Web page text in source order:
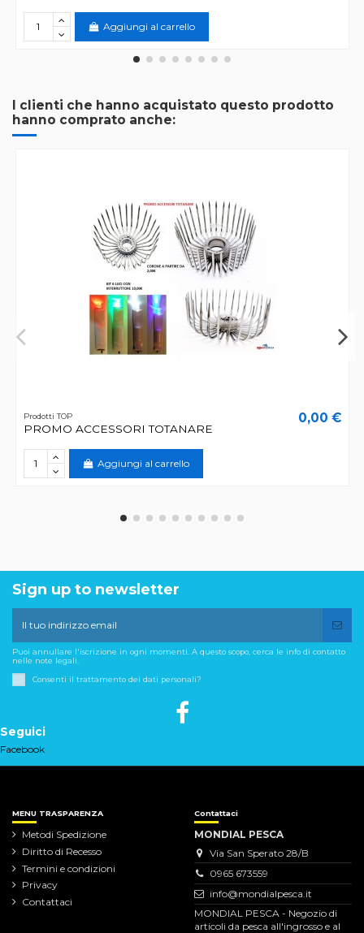
Aggiungi al carrello
I clienti che hanno acquistato questo prodotto
hanno comprato anche:
Prodotti TOP
PROMO ACCESSORI TOTANARE
0,00 €
Aggiungi al carrello
Sign up to newsletter
Puoi annullare l'iscrizione in ogni momenti. A questo scopo, cerca le info di contatto
nelle note legali.
Consenti il trattamento dei dati personali?
Seguici
Facebook
MENU TRASPARENZA
Metodi Spedizione
Diritto di Recesso
Termini e condizioni
Privacy
Contattaci
Contattaci
MONDIAL PESCA
Via San Sperato 28/B
0965 673559
info@mondialpesca.it
MONDIAL PESCA - Negozio di
articoli da pesca all'ingrosso e al